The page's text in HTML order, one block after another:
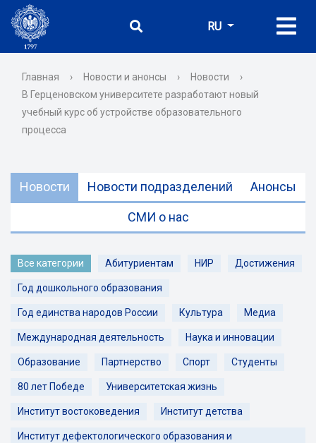
RU
Главная › Новости и анонсы › Новости
›
В Герценовском университете разработают новый
учебный курс об устройстве образовательного
процесса
Новости Новости подразделений Анонсы
СМИ о нас
Все категории Абитуриентам НИР Достижения
Год дошкольного образования
Год единства народов России Культура Медиа
Международная деятельность Наука и инновации
Образование Партнерство Спорт Студенты
80 лет Победе Университетская жизнь
Институт востоковедения Институт детства
Институт дефектологического образования и